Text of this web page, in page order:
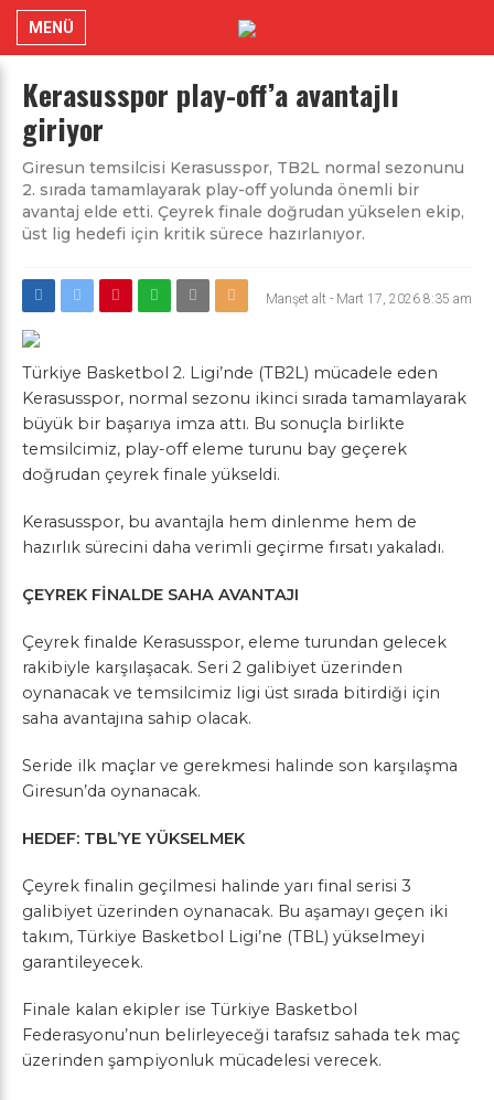
MENÜ
Kerasusspor play-off’a avantajlı
giriyor
Giresun temsilcisi Kerasusspor, TB2L normal sezonunu
2. sırada tamamlayarak play-off yolunda önemli bir
avantaj elde etti. Çeyrek finale doğrudan yükselen ekip,
üst lig hedefi için kritik sürece hazırlanıyor.
Manşet alt - Mart 17, 2026 8:35 am
Türkiye Basketbol 2. Ligi’nde (TB2L) mücadele eden
Kerasusspor, normal sezonu ikinci sırada tamamlayarak
büyük bir başarıya imza attı. Bu sonuçla birlikte
temsilcimiz, play-off eleme turunu bay geçerek
doğrudan çeyrek finale yükseldi.
Kerasusspor, bu avantajla hem dinlenme hem de
hazırlık sürecini daha verimli geçirme fırsatı yakaladı.
ÇEYREK FİNALDE SAHA AVANTAJI
Çeyrek finalde Kerasusspor, eleme turundan gelecek
rakibiyle karşılaşacak. Seri 2 galibiyet üzerinden
oynanacak ve temsilcimiz ligi üst sırada bitirdiği için
saha avantajına sahip olacak.
Seride ilk maçlar ve gerekmesi halinde son karşılaşma
Giresun’da oynanacak.
HEDEF: TBL’YE YÜKSELMEK
Çeyrek finalin geçilmesi halinde yarı final serisi 3
galibiyet üzerinden oynanacak. Bu aşamayı geçen iki
takım, Türkiye Basketbol Ligi’ne (TBL) yükselmeyi
garantileyecek.
Finale kalan ekipler ise Türkiye Basketbol
Federasyonu’nun belirleyeceği tarafsız sahada tek maç
üzerinden şampiyonluk mücadelesi verecek.